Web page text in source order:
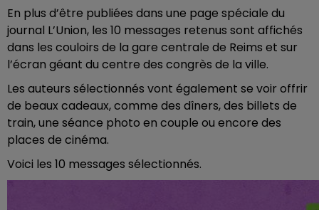
En plus d’être publiées dans une page spéciale du
journal L’Union, les 10 messages retenus sont affichés
dans les couloirs de la gare centrale de Reims et sur
l’écran géant du centre des congrès de la ville.
Les auteurs sélectionnés vont également se voir offrir
de beaux cadeaux, comme des dîners, des billets de
train, une séance photo en couple ou encore des
places de cinéma.
Voici les 10 messages sélectionnés.